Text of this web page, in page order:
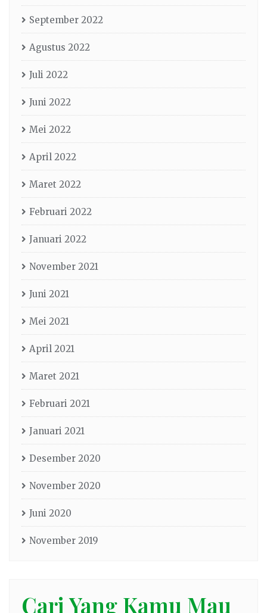
September 2022
Agustus 2022
Juli 2022
Juni 2022
Mei 2022
April 2022
Maret 2022
Februari 2022
Januari 2022
November 2021
Juni 2021
Mei 2021
April 2021
Maret 2021
Februari 2021
Januari 2021
Desember 2020
November 2020
Juni 2020
November 2019
Cari Yang Kamu Mau